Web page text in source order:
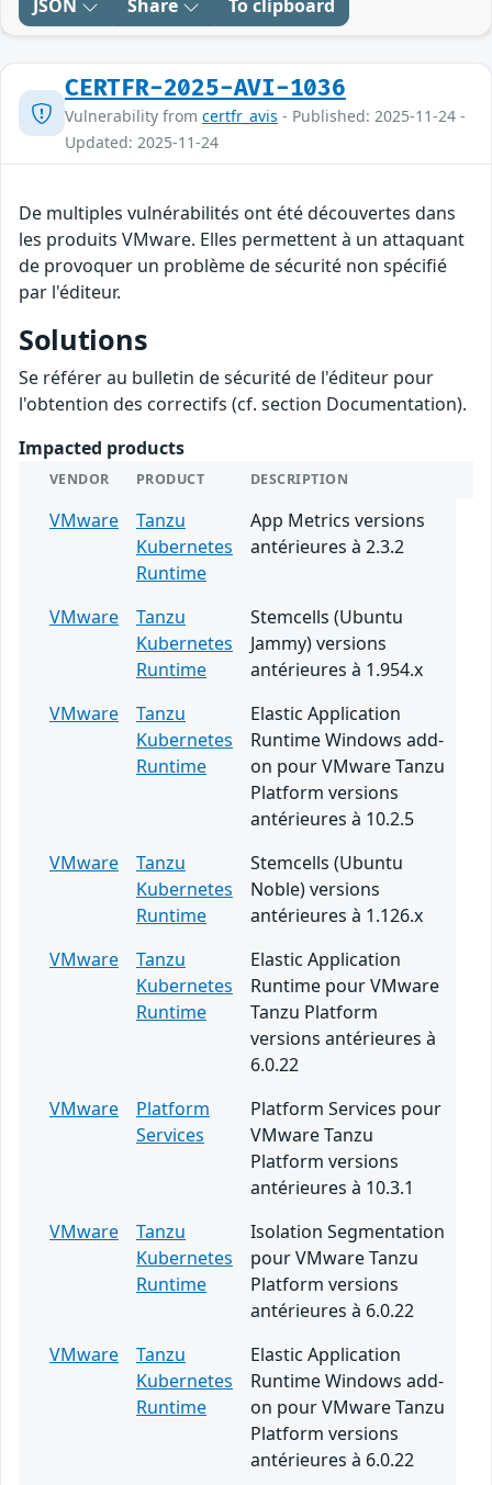
JSON Share To clipboard
CERTFR-2025-AVI-1036
Vulnerability from certfr_avis - Published: 2025-11-24 -
Updated: 2025-11-24
De multiples vulnérabilités ont été découvertes dans
les produits VMware. Elles permettent à un attaquant
de provoquer un problème de sécurité non spécifié
par l'éditeur.
Solutions
Se référer au bulletin de sécurité de l'éditeur pour
l'obtention des correctifs (cf. section Documentation).
Impacted products
VENDOR PRODUCT DESCRIPTION
VMware
Tanzu
Kubernetes
Runtime
App Metrics versions
antérieures à 2.3.2
VMware
Tanzu
Kubernetes
Runtime
Stemcells (Ubuntu
Jammy) versions
antérieures à 1.954.x
VMware
Tanzu
Kubernetes
Runtime
Elastic Application
Runtime Windows add-
on pour VMware Tanzu
Platform versions
antérieures à 10.2.5
VMware
Tanzu
Kubernetes
Runtime
Stemcells (Ubuntu
Noble) versions
antérieures à 1.126.x
VMware
Tanzu
Kubernetes
Runtime
Elastic Application
Runtime pour VMware
Tanzu Platform
versions antérieures à
6.0.22
VMware
Platform
Services
Platform Services pour
VMware Tanzu
Platform versions
antérieures à 10.3.1
VMware
Tanzu
Kubernetes
Runtime
Isolation Segmentation
pour VMware Tanzu
Platform versions
antérieures à 6.0.22
VMware
Tanzu
Kubernetes
Runtime
Elastic Application
Runtime Windows add-
on pour VMware Tanzu
Platform versions
antérieures à 6.0.22